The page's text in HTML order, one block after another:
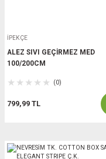
İPEKÇE
ALEZ SIVI GEÇİRMEZ MED
100/200CM
(0)
799,99 TL